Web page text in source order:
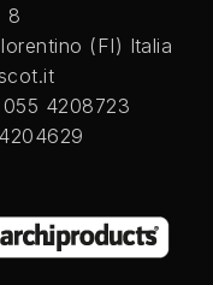
8
(FI) Italia
4208723